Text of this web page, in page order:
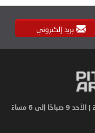
بريد إلكتروني